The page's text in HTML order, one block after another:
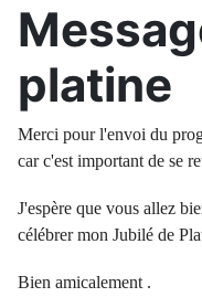
platine
Merci pour l'envoi du
car c'est important de se
J'espère que vous allez
célébrer mon Jubilé de
Bien amicalement .